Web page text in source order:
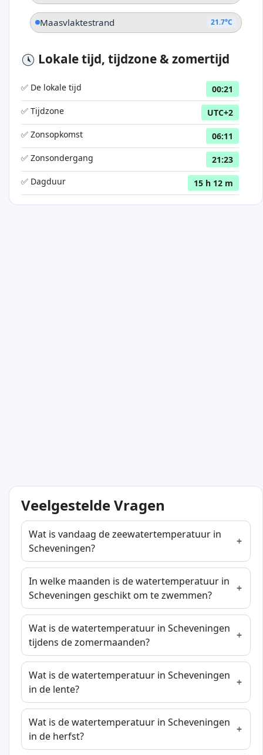
Maasvlaktestrand 21.7°C
Lokale tijd, tijdzone & zomertijd
✅ De lokale tijd
00:21
✅ Tijdzone
UTC+2
✅ Zonsopkomst
06:11
✅ Zonsondergang
21:23
✅ Dagduur
15 h 12 m
Veelgestelde Vragen
Wat is vandaag de zeewatertemperatuur in
Scheveningen?
In welke maanden is de watertemperatuur in
Scheveningen geschikt om te zwemmen?
Wat is de watertemperatuur in Scheveningen
tijdens de zomermaanden?
Wat is de watertemperatuur in Scheveningen
in de lente?
Wat is de watertemperatuur in Scheveningen
in de herfst?